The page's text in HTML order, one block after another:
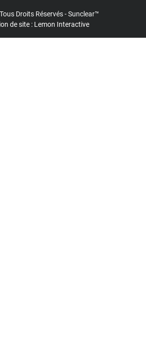
Droits Réservés - Sunclear™
de site : Lemon Interactive